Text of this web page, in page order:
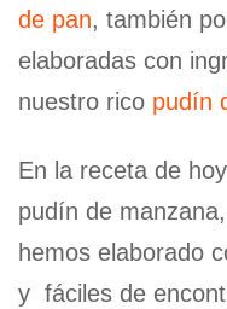
de pan, también
elaboradas con
nuestro rico pudín
En la receta de
pudín de
hemos elaborado
y fáciles de